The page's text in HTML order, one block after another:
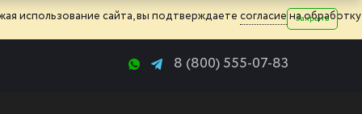
использование сайта, вы подтверждаете согласиена обработку
Закрыть
8 (800) 555-07-83